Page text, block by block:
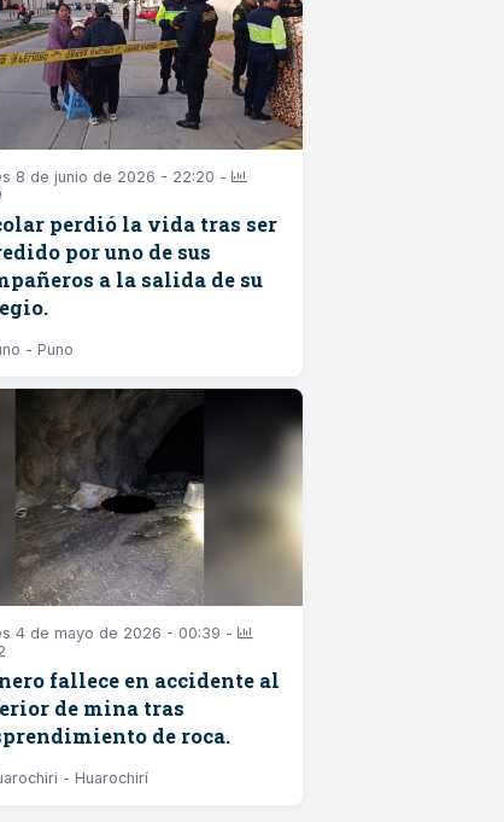
8 de junio de 2026 - 22:20 -
perdió la vida tras ser
por uno de sus
a la salida de su
- Puno
4 de mayo de 2026 - 00:39 -
fallece en accidente al
de mina tras
de roca.
- Huarochirí